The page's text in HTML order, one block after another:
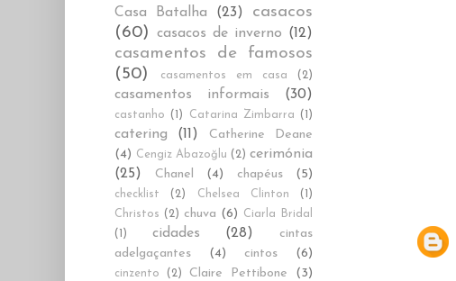
Casa Batalha (23)
casacos
(60)
casacos de inverno (12)
casamentos de famosos
(50)
casamentos em casa (2)
casamentos informais (30)
castanho (1) Catarina Zimbarra (1)
catering (11)
Catherine Deane
(4) Cengiz Abazoğlu (2) cerimónia
(25)
Chanel (4) chapéus (5)
checklist (2) Chelsea Clinton
(1)
Christos (2) chuva (6)
Ciarla Bridal
(1)
cidades (28)
cintas
adelgaçantes
(4) cintos (6)
cinzento (2) Claire Pettibone
(3)